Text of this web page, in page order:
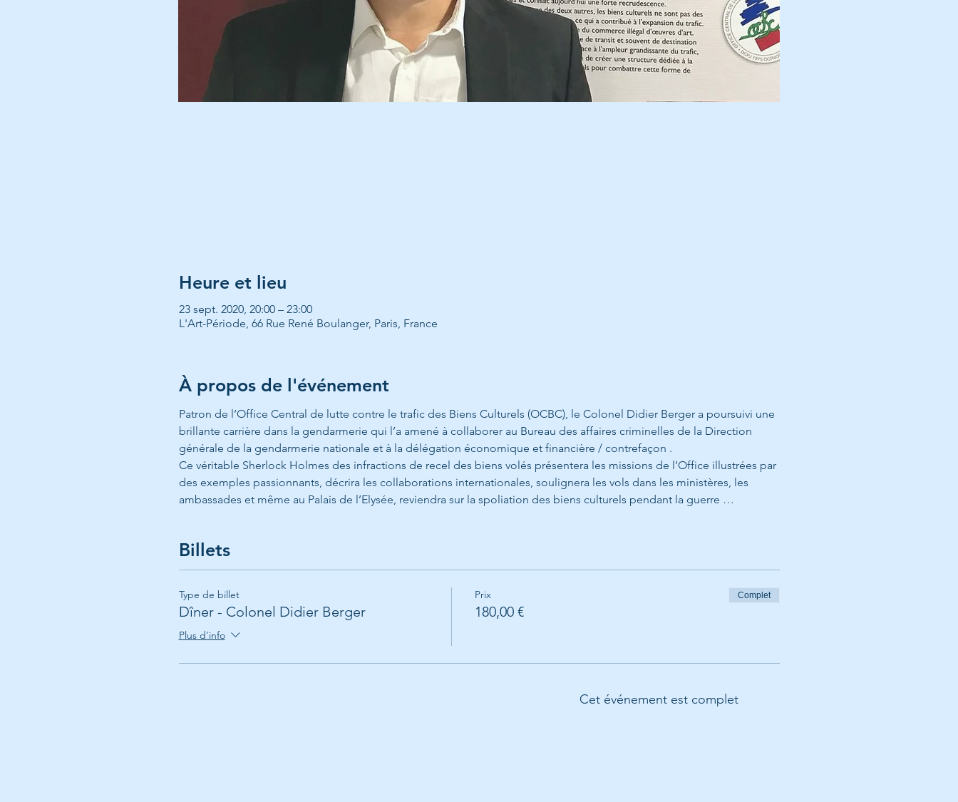
Heure et lieu
23 sept. 2020, 20:00 – 23:00
L'Art-Période, 66 Rue René Boulanger, Paris, France
À propos de l'événement
Patron de l’Office Central de lutte contre le trafic des Biens Culturels (OCBC), le Colonel Didier Berger a poursuivi une
brillante carrière dans la gendarmerie qui l’a amené à collaborer au Bureau des affaires criminelles de la Direction
générale de la gendarmerie nationale et à la délégation économique et financière / contrefaçon .
Ce véritable Sherlock Holmes des infractions de recel des biens volés présentera les missions de l’Office illustrées par
des exemples passionnants, décrira les collaborations internationales, soulignera les vols dans les ministères, les
ambassades et même au Palais de l’Elysée, reviendra sur la spoliation des biens culturels pendant la guerre …
Billets
Type de billet
Dîner - Colonel Didier Berger
Plus d'info
Prix
180,00 €
Complet
Cet événement est complet